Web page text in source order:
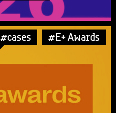
#cases #E+ Awards